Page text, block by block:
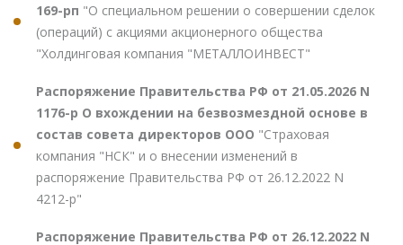
169-рп "О специальном решении о совершении сделок
(операций) с акциями акционерного общества
"Холдинговая компания "МЕТАЛЛОИНВЕСТ"
Распоряжение Правительства РФ от 21.05.2026 N
1176-р О вхождении на безвозмездной основе в
состав совета директоров ООО "Страховая
компания "НСК" и о внесении изменений в
распоряжение Правительства РФ от 26.12.2022 N
4212-р"
Распоряжение Правительства РФ от 26.12.2022 N